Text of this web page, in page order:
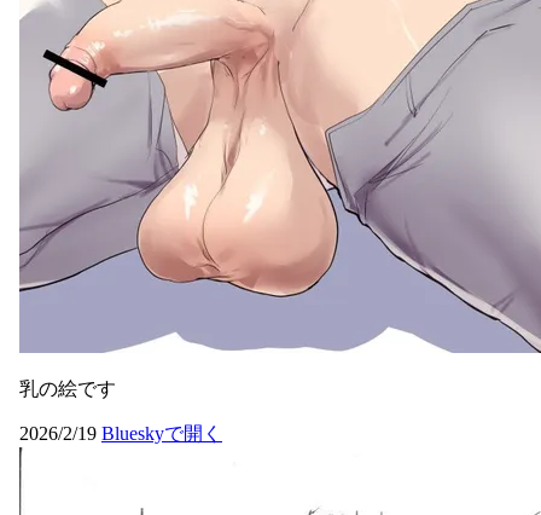
乳の絵です
2026/2/19 Blueskyで開く